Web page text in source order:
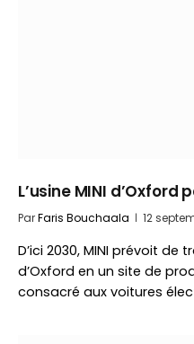
L’usine MINI
ParFaris Bouchaala 12
D’ici 2030, MINI prévoit de
d’Oxford en un site de
consacré aux voitures